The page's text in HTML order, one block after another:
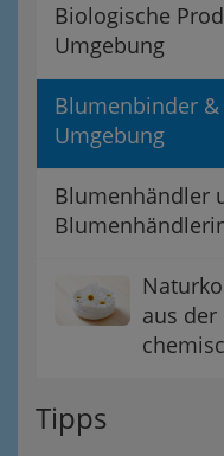
Biologische
Umgebung
Blumenbinder
Umgebung
Blumenhändler
aus
Tipps